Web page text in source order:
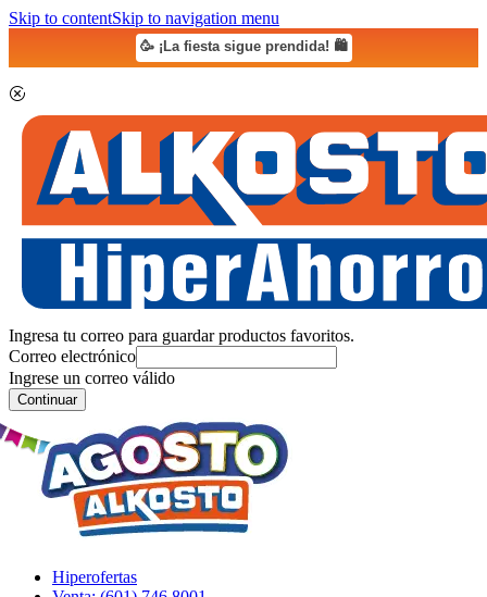
Skip to contentSkip to navigation menu
🥳 ¡La fiesta sigue prendida! 🛍️
Ingresa tu correo para guardar productos favoritos.
Correo electrónico
Ingrese un correo válido
Continuar
Hiperofertas